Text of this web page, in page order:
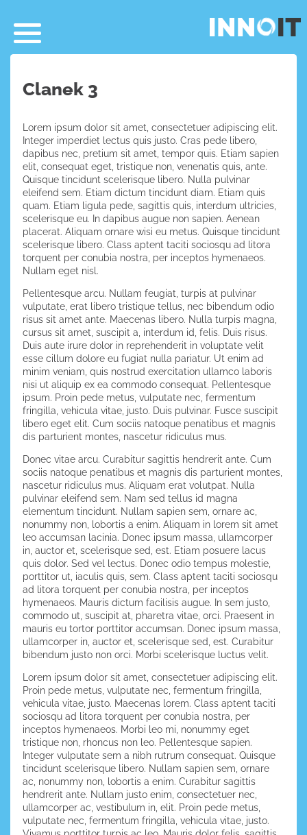
Clanek 3
Lorem ipsum dolor sit amet, consectetuer adipiscing elit.
Integer imperdiet lectus quis justo. Cras pede libero,
dapibus nec, pretium sit amet, tempor quis. Etiam sapien
elit, consequat eget, tristique non, venenatis quis, ante.
Quisque tincidunt scelerisque libero. Nulla pulvinar
eleifend sem. Etiam dictum tincidunt diam. Etiam quis
quam. Etiam ligula pede, sagittis quis, interdum ultricies,
scelerisque eu. In dapibus augue non sapien. Aenean
placerat. Aliquam ornare wisi eu metus. Quisque tincidunt
scelerisque libero. Class aptent taciti sociosqu ad litora
torquent per conubia nostra, per inceptos hymenaeos.
Nullam eget nisl.
Pellentesque arcu. Nullam feugiat, turpis at pulvinar
vulputate, erat libero tristique tellus, nec bibendum odio
risus sit amet ante. Maecenas libero. Nulla turpis magna,
cursus sit amet, suscipit a, interdum id, felis. Duis risus.
Duis aute irure dolor in reprehenderit in voluptate velit
esse cillum dolore eu fugiat nulla pariatur. Ut enim ad
minim veniam, quis nostrud exercitation ullamco laboris
nisi ut aliquip ex ea commodo consequat. Pellentesque
ipsum. Proin pede metus, vulputate nec, fermentum
fringilla, vehicula vitae, justo. Duis pulvinar. Fusce suscipit
libero eget elit. Cum sociis natoque penatibus et magnis
dis parturient montes, nascetur ridiculus mus.
Donec vitae arcu. Curabitur sagittis hendrerit ante. Cum
sociis natoque penatibus et magnis dis parturient montes,
nascetur ridiculus mus. Aliquam erat volutpat. Nulla
pulvinar eleifend sem. Nam sed tellus id magna
elementum tincidunt. Nullam sapien sem, ornare ac,
nonummy non, lobortis a enim. Aliquam in lorem sit amet
leo accumsan lacinia. Donec ipsum massa, ullamcorper
in, auctor et, scelerisque sed, est. Etiam posuere lacus
quis dolor. Sed vel lectus. Donec odio tempus molestie,
porttitor ut, iaculis quis, sem. Class aptent taciti sociosqu
ad litora torquent per conubia nostra, per inceptos
hymenaeos. Mauris dictum facilisis augue. In sem justo,
commodo ut, suscipit at, pharetra vitae, orci. Praesent in
mauris eu tortor porttitor accumsan. Donec ipsum massa,
ullamcorper in, auctor et, scelerisque sed, est. Curabitur
bibendum justo non orci. Morbi scelerisque luctus velit.
Lorem ipsum dolor sit amet, consectetuer adipiscing elit.
Proin pede metus, vulputate nec, fermentum fringilla,
vehicula vitae, justo. Maecenas lorem. Class aptent taciti
sociosqu ad litora torquent per conubia nostra, per
inceptos hymenaeos. Morbi leo mi, nonummy eget
tristique non, rhoncus non leo. Pellentesque sapien.
Integer vulputate sem a nibh rutrum consequat. Quisque
tincidunt scelerisque libero. Nullam sapien sem, ornare
ac, nonummy non, lobortis a enim. Curabitur sagittis
hendrerit ante. Nullam justo enim, consectetuer nec,
ullamcorper ac, vestibulum in, elit. Proin pede metus,
vulputate nec, fermentum fringilla, vehicula vitae, justo.